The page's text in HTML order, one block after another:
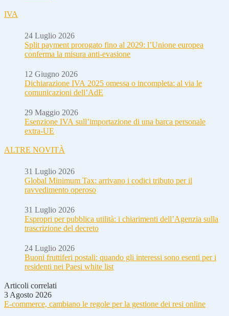
IVA
24 Luglio 2026
Split payment prorogato fino al 2029: l’Unione europea
conferma la misura anti-evasione
12 Giugno 2026
Dichiarazione IVA 2025 omessa o incompleta: al via le
comunicazioni dell’AdE
29 Maggio 2026
Esenzione IVA sull’importazione di una barca personale
extra-UE
ALTRE NOVITÀ
31 Luglio 2026
Global Minimum Tax: arrivano i codici tributo per il
ravvedimento operoso
31 Luglio 2026
Espropri per pubblica utilità: i chiarimenti dell’Agenzia sulla
trascrizione del decreto
24 Luglio 2026
Buoni fruttiferi postali: quando gli interessi sono esenti per i
residenti nei Paesi white list
Articoli correlati
3 Agosto 2026
E-commerce, cambiano le regole per la gestione dei resi online